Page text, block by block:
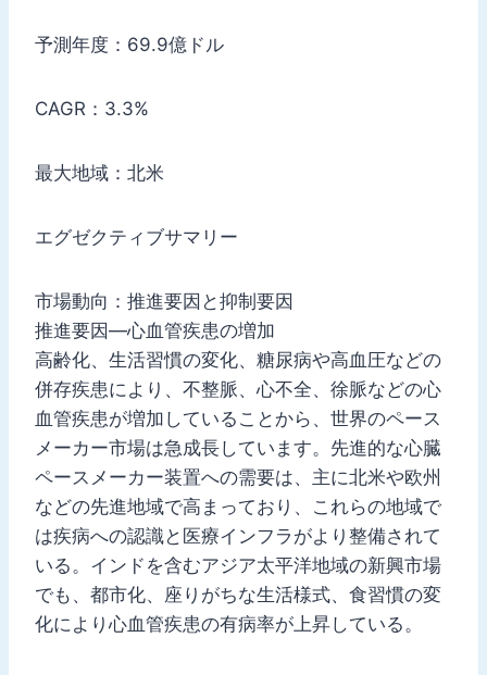
予測年度：69.9億ドル
CAGR：3.3%
最大地域：北米
エグゼクティブサマリー
市場動向：推進要因と抑制要因
推進要因—心血管疾患の増加
高齢化、生活習慣の変化、糖尿病や高血圧などの
併存疾患により、不整脈、心不全、徐脈などの心
血管疾患が増加していることから、世界のペース
メーカー市場は急成長しています。先進的な心臓
ペースメーカー装置への需要は、主に北米や欧州
などの先進地域で高まっており、これらの地域で
は疾病への認識と医療インフラがより整備されて
いる。インドを含むアジア太平洋地域の新興市場
でも、都市化、座りがちな生活様式、食習慣の変
化により心血管疾患の有病率が上昇している。